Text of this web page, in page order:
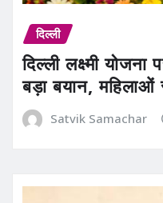
दिल्ली
दिल्ली लक्ष्मी
बड़ा बयान, महिलाओं
Satvik Samachar